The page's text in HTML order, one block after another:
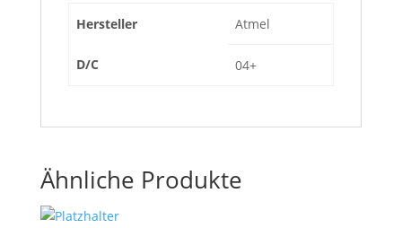
Hersteller Atmel
D/C 04+
Ähnliche Produkte